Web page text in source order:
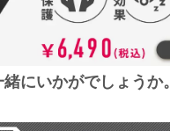
にいかがでしょうか。